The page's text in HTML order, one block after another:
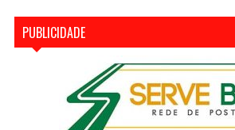
PUBLICIDADE